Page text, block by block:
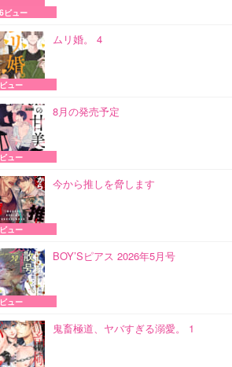
ビュー
ムリ婚。 4
ュー
8月の発売予定
ュー
今から推しを脅します
ュー
BOY’Sピアス 2026年5月号
ュー
鬼畜極道、ヤバすぎる溺愛。 1